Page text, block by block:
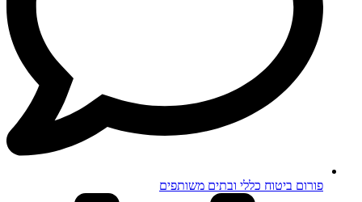
פורום ביטוח כללי ובתים משותפים